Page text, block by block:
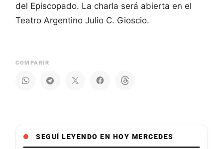
del Episcopado. La charla será abierta en el
Teatro Argentino Julio C. Gioscio.
COMPARIR
SEGUÍ LEYENDO EN HOY MERCEDES